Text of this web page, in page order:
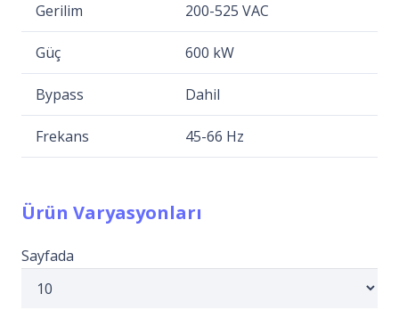
Gerilim 200-525 VAC
Güç 600 kW
Bypass Dahil
Frekans 45-66 Hz
Ürün Varyasyonları
Sayfada